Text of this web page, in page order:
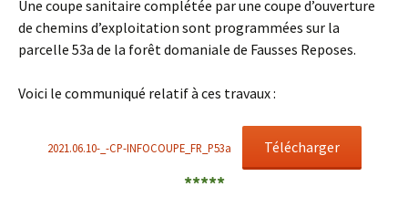
Une coupe sanitaire complétée par une coupe d’ouverture
de chemins d’exploitation sont programmées sur la
parcelle 53a de la forêt domaniale de Fausses Reposes.
Voici le communiqué relatif à ces travaux :
2021.06.10-_-CP-INFOCOUPE_FR_P53a Télécharger
*****